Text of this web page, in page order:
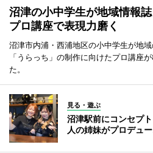
沼津の小中学生が地域情報
プロ講座で表現力磨く
沼津市内浦・西浦地区の小中学生が地
「うらっち」の制作に向けたプロ講座
た。
見る・遊ぶ
沼津駅前にコンセプ
人の姉妹がプロデュ